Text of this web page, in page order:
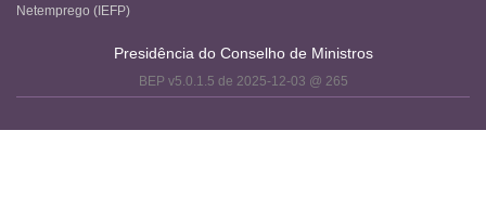
Netemprego (IEFP)
Presidência do Conselho de Ministros
BEP v5.0.1.5 de 2025-12-03 @ 265